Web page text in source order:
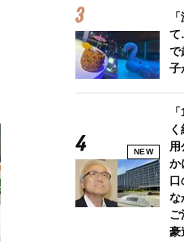
て
で
子
NEW
用
か
口
な
ご
豪